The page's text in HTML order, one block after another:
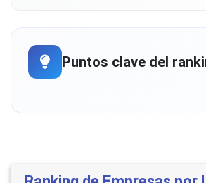
Puntos clave del